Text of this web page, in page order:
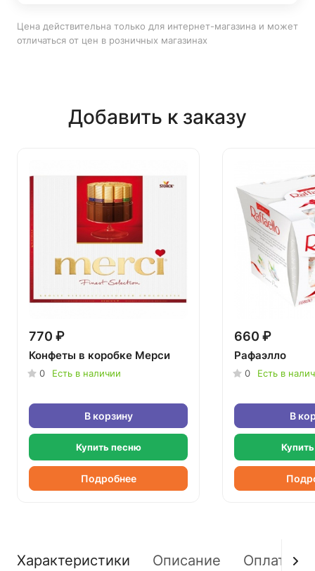
Цена действительна только для интернет-магазина и может
отличаться от цен в розничных магазинах
Добавить к заказу
770 ₽
Конфеты в коробке Мерси
0 Есть в наличии
В корзину
Купить песню
Подробнее
660 ₽
Рафаэлло
0 Есть в
В
Характеристики Описание Оплата